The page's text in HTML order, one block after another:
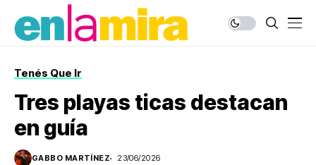
Tenés Que Ir
Tres playas ticas destacan
en guía
GABBO MARTÍNEZ 23/06/2026